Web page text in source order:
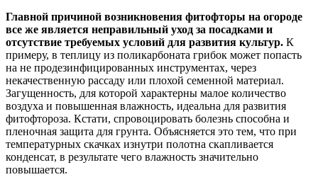
Главной причиной возникновения фитофторы на огороде
все же является неправильный уход за посадками и
отсутствие требуемых условий для развития культур. К
примеру, в теплицу из поликарбоната грибок может попасть
на не продезинфицированных инструментах, через
некачественную рассаду или плохой семенной материал.
Загущенность, для которой характерны малое количество
воздуха и повышенная влажность, идеальна для развития
фитофтороза. Кстати, спровоцировать болезнь способна и
пленочная защита для грунта. Объясняется это тем, что при
температурных скачках изнутри полотна скапливается
конденсат, в результате чего влажность значительно
повышается.